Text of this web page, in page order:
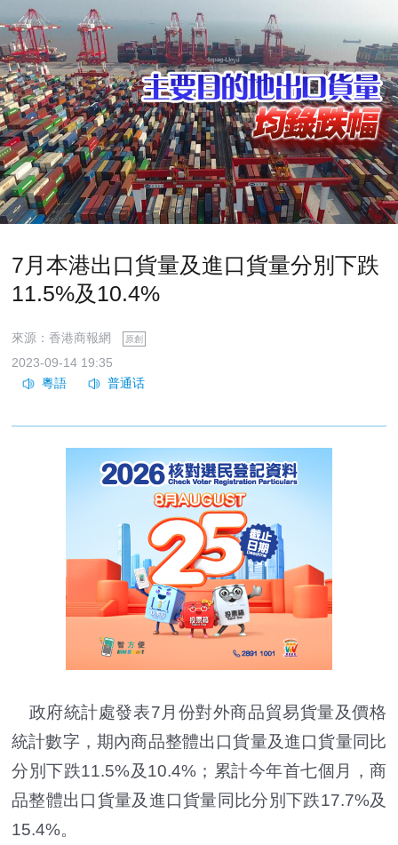
7月本港出口貨量及進口貨量分別下跌
11.5%及10.4%
來源：香港商報網 原創
2023-09-14 19:35
政府統計處發表7月份對外商品貿易貨量及價格
統計數字，期內商品整體出口貨量及進口貨量同比
分別下跌11.5%及10.4%；累計今年首七個月，商
品整體出口貨量及進口貨量同比分別下跌17.7%及
15.4%。